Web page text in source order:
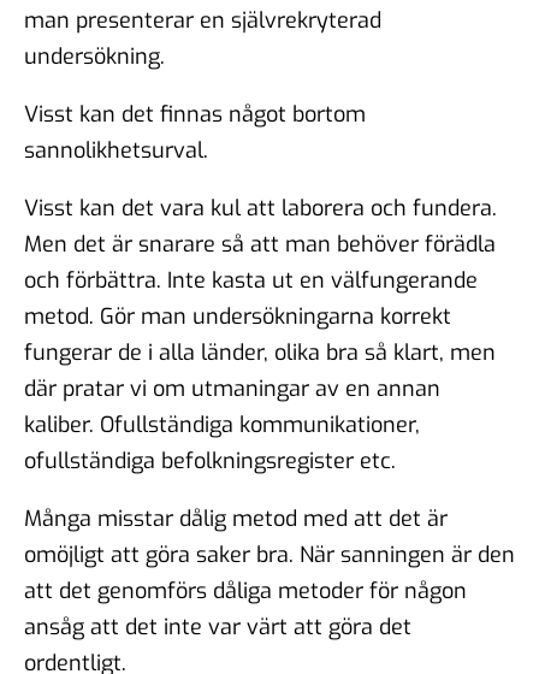
man presenterar en självrekryterad
undersökning.
Visst kan det finnas något bortom
sannolikhetsurval.
Visst kan det vara kul att laborera och fundera.
Men det är snarare så att man behöver förädla
och förbättra. Inte kasta ut en välfungerande
metod. Gör man undersökningarna korrekt
fungerar de i alla länder, olika bra så klart, men
där pratar vi om utmaningar av en annan
kaliber. Ofullständiga kommunikationer,
ofullständiga befolkningsregister etc.
Många misstar dålig metod med att det är
omöjligt att göra saker bra. När sanningen är den
att det genomförs dåliga metoder för någon
ansåg att det inte var värt att göra det
ordentligt.